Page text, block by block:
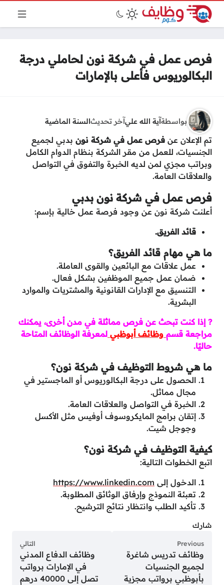
فرص عمل في شركة نون لحاملي درجة
البكالوريوس فأعلى بالإمارات
بواسطةآية الله عليآخر تحديثالسنة الماضية
تم الإعلان عن فرص عمل في شركة نون بدبي لجميع
الجنسيات، للعمل من مقر الشركة بنظام الدوام الكامل
وبراتب مجزي لمن لديه الخبرة والتفوق في التواصل
والعلاقات العامة.
فرص عمل في شركة نون بدبي
أعلنت شركة نون عن وجود فرصة عمل خالية بإسم:
قائد الفريق.
ما هي مهام قائد الفريق؟
عمل علاقات مع البائعين والقوى العاملة.
ضمان عمل جميع الموظفين بشكل فعال.
التنسيق مع الإدارات القانونية والمشتريات والموارد
البشرية.
? إذا كنت تبحث عن فرص مماثلة في مدن أخرى، يمكنك
مراجعة قسم وظائف أبوظبي لمعرفة الوظائف المتاحة
حاليًا.
ما هي شروط التوظيف في شركة نون؟
الحصول على درجة البكالوريوس أو الماجستير في
مجال مماثل.
الخبرة في التواصل والعلاقات العامة.
إتقان برامج المايكروسوف أوفيس مثل الأكسل
وجوجل شيت.
كيفية التوظيف في شركة نون؟
اتبع الخطوات التالية:
الدخول إلى https://www.linkedin.com
تعبئة النموذج وإرفاق الوثائق المطلوبة.
تأكيد الطلب وانتظار نتائج الترشيح.
شارك
Previous
وظائف تدريس شاغرة
لجميع الجنسيات
بأبوظبي برواتب مجزية
التالي
وظائف الدفاع المدني
في الإمارات برواتب
تصل إلى 40000 درهم